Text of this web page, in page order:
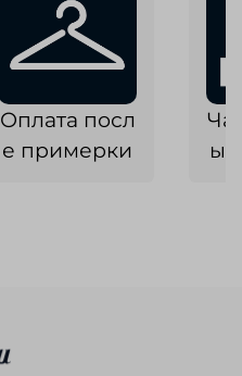
Оплата посл
е примерки